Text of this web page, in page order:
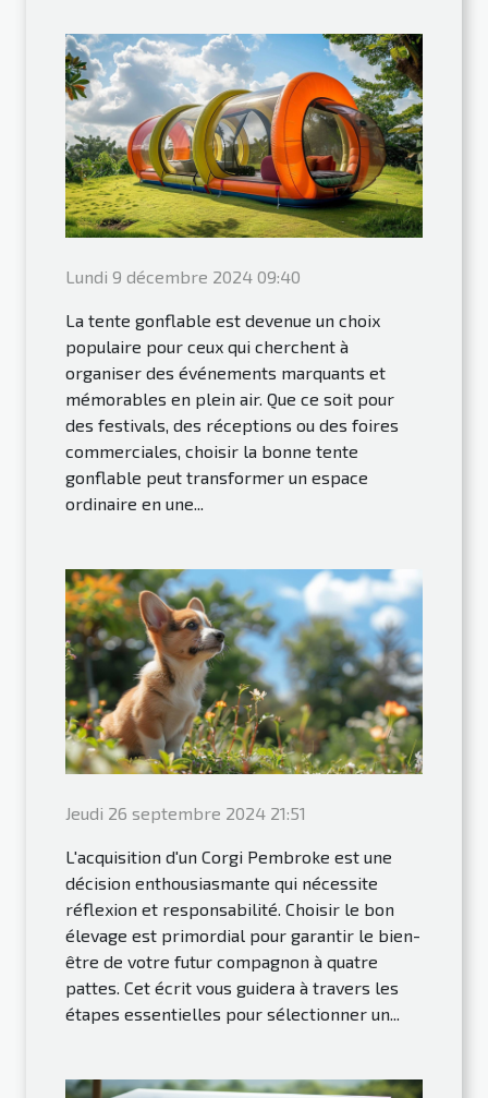
Lundi 9 décembre 2024 09:40
La tente gonflable est devenue un choix
populaire pour ceux qui cherchent à
organiser des événements marquants et
mémorables en plein air. Que ce soit pour
des festivals, des réceptions ou des foires
commerciales, choisir la bonne tente
gonflable peut transformer un espace
ordinaire en une...
Jeudi 26 septembre 2024 21:51
L'acquisition d'un Corgi Pembroke est une
décision enthousiasmante qui nécessite
réflexion et responsabilité. Choisir le bon
élevage est primordial pour garantir le bien-
être de votre futur compagnon à quatre
pattes. Cet écrit vous guidera à travers les
étapes essentielles pour sélectionner un...